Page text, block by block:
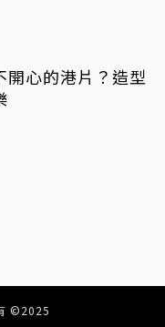
開心的港片？造型
©2025